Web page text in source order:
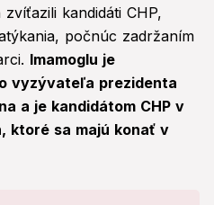
kandidáti CHP,
počnúc zadržaním
Imamoglu je
vyzývateľa prezidenta
a je kandidátom CHP v
ktoré sa majú konať v